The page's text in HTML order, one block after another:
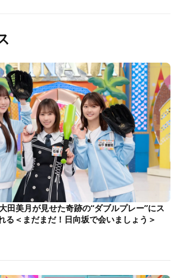
田美月が見せた奇跡の“ダブルプレー”にス
る＜まだまだ！日向坂で会いましょう＞